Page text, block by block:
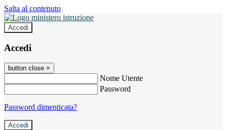
Salta al contenuto
Accedi
Accedi
button close ×
Nome Utente
Password
Password dimenticata?